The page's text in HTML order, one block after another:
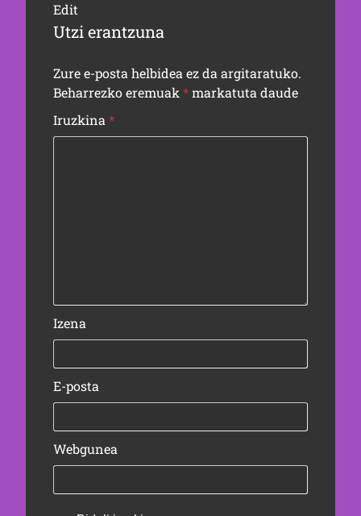
Edit
Utzi erantzuna
Zure e-posta helbidea ez da argitaratuko.
Beharrezko eremuak *markatuta daude
Iruzkina *
Izena
E-posta
Webgunea